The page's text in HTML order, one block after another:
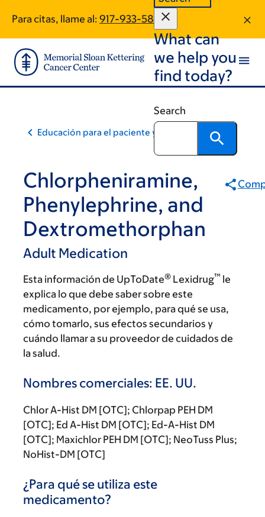
main
content
footer
Para citas, llame al: 917-933-5862
What can
we help you
find today?
Search
Educación para el paciente y la comunidad
Chlorpheniramine,
Phenylephrine, and
Dextromethorphan
Adult Medication
Esta información de UpToDate® Lexidrug™ le
explica lo que debe saber sobre este
medicamento, por ejemplo, para qué se usa,
cómo tomarlo, sus efectos secundarios y
cuándo llamar a su proveedor de cuidados de
la salud.
Nombres comerciales: EE. UU.
Chlor A-Hist DM [OTC]; Chlorpap PEH DM
[OTC]; Ed A-Hist DM [OTC]; Ed-A-Hist DM
[OTC]; Maxichlor PEH DM [OTC]; NeoTuss Plus;
NoHist-DM [OTC]
¿Para qué se utiliza este
medicamento?